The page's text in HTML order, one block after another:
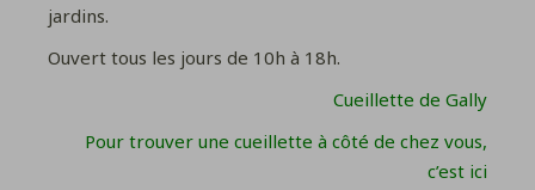
jardins.
Ouvert tous les jours de 10h à 18h.
Cueillette de Gally
Pour trouver une cueillette à côté de chez vous,
c’est ici